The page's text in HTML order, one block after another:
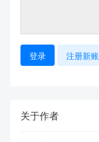
登录 注册新
关于作者